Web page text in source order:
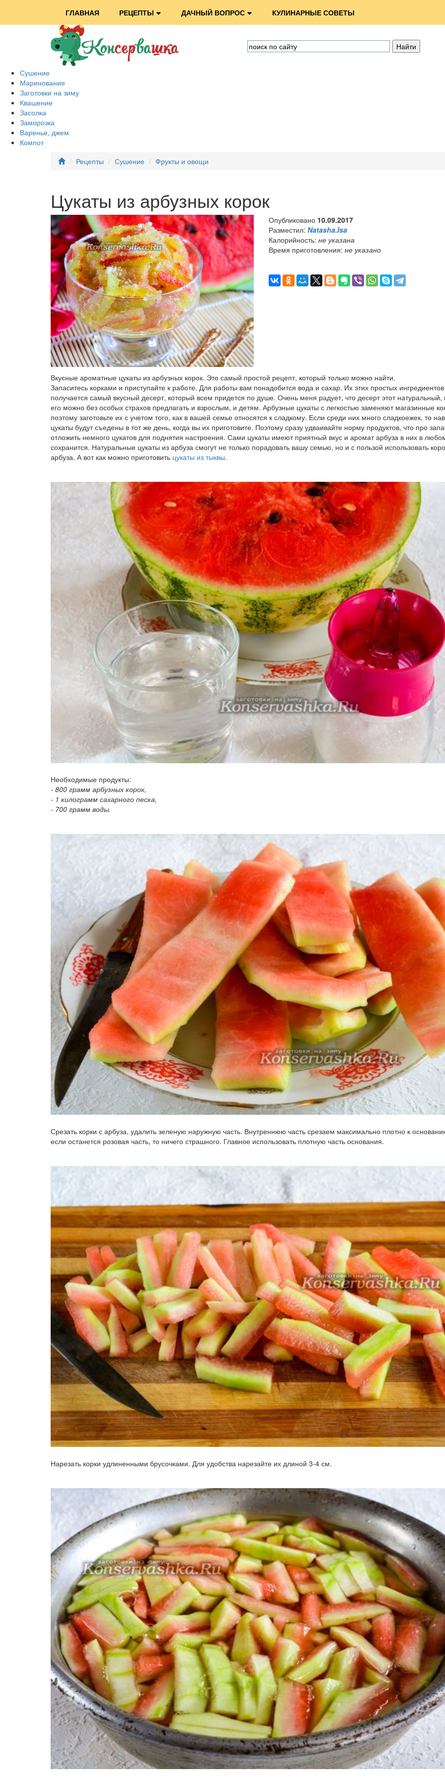
ГЛАВНАЯ РЕЦЕПТЫ ДАЧНЫЙ ВОПРОС КУЛИНАРНЫЕ СОВЕТЫ
Сушение
Маринование
Заготовки на зиму
Квашение
Засолка
Заморозка
Варенье, джем
Компот
Рецепты
Сушение Фрукты и овощи
Цукаты из арбузных корок
Опубликовано 10.09.2017
Разместил: Natasha.Isa
Калорийность: не указана
Время приготовления: не указано
Вкусные ароматные цукаты из арбузных корок. Это самый простой рецепт, который только можно найти.
Запаситесь корками и приступайте к работе. Для работы вам понадобится вода и сахар. Их этих простых ингредиентов
получается самый вкусный десерт, который всем придется по душе. Очень меня радует, что десерт этот натуральный,
его можно без особых страхов предлагать и взрослым, и детям. Арбузные цукаты с легкостью заменяют магазинные
поэтому заготовьте их с учетом того, как в вашей семье относятся к сладкому. Если среди них много сладкоежек, то
цукаты будут съедены в тот же день, когда вы их приготовите. Поэтому сразу удваивайте норму продуктов, что про
отложить немного цукатов для поднятия настроения. Сами цукаты имеют приятный вкус и аромат арбуза в них в
сохранится. Натуральные цукаты из арбуза смогут не только порадовать вашу семью, но и с пользой использовать
арбуза. А вот как можно приготовить цукаты из тыквы.
Необходимые продукты:
- 800 грамм арбузных корок,
- 1 килограмм сахарного песка,
- 700 грамм воды.
Срезать корки с арбуза, удалить зеленую наружную часть. Внутреннюю часть срезаем максимально плотно к
если останется розовая часть, то ничего страшного. Главное использовать плотную часть основания.
Нарезать корки удлиненными брусочками. Для удобства нарезайте их длиной 3-4 см.